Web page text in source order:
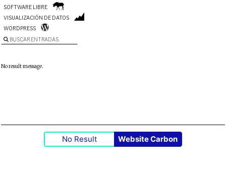
SOFTWARE LIBRE
VISUALIZACIÓN DE DATOS
WORDPRESS
BUSCAR ENTRADAS
No result message.
No Result Website Carbon